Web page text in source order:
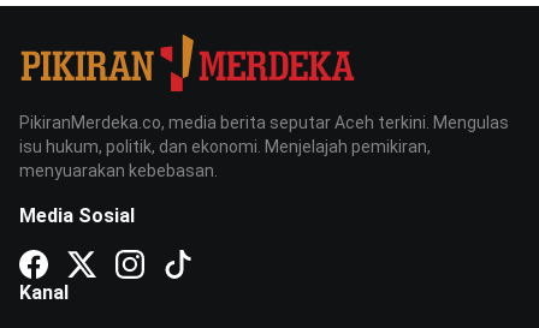
PikiranMerdeka.co, media berita seputar Aceh terkini. Mengulas
isu hukum, politik, dan ekonomi. Menjelajah pemikiran,
menyuarakan kebebasan.
Media Sosial
Kanal